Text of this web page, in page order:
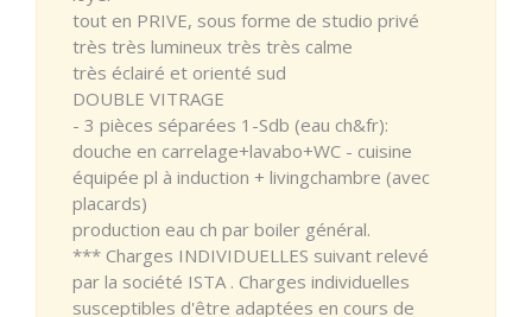
tout en PRIVE, sous forme de studio privé
très très lumineux très très calme
très éclairé et orienté sud
DOUBLE VITRAGE
- 3 pièces séparées 1-Sdb (eau ch&fr):
douche en carrelage+lavabo+WC - cuisine
équipée pl à induction + livingchambre (avec
placards)
production eau ch par boiler général.
*** Charges INDIVIDUELLES suivant relevé
par la société ISTA . Charges individuelles
susceptibles d'être adaptées en cours de